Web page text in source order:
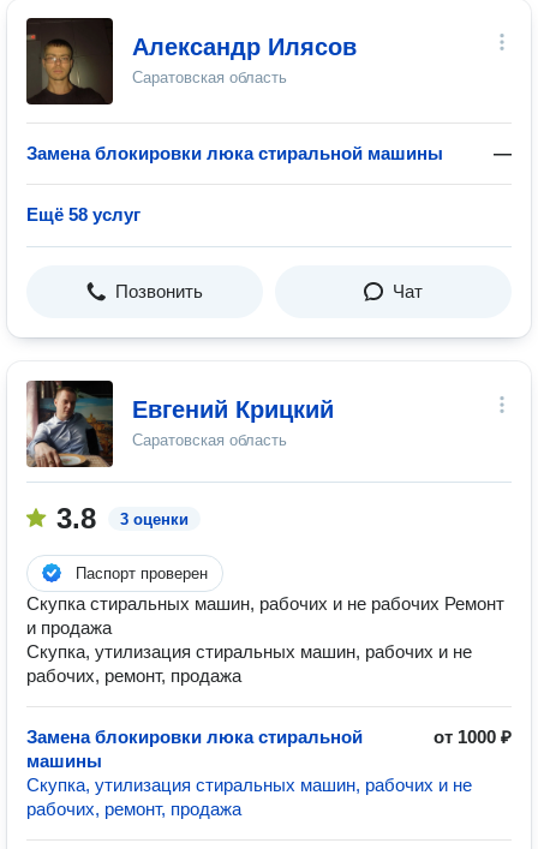
Александр Илясов
Саратовская область
Замена блокировки люка стиральной машины —
Ещё 58 услуг
Позвонить Чат
Евгений Крицкий
Саратовская область
3.8 3 оценки
Паспорт проверен
Скупка стиральных машин, рабочих и не рабочих Ремонт
и продажа
Скупка, утилизация стиральных машин, рабочих и не
рабочих, ремонт, продажа
Замена блокировки люка стиральной
машины
от 1000 ₽
Скупка, утилизация стиральных машин, рабочих и не
рабочих, ремонт, продажа